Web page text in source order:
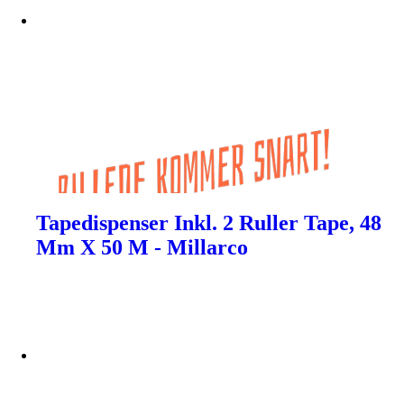
Tapedispenser Inkl. 2 Ruller Tape, 48
Mm X 50 M - Millarco